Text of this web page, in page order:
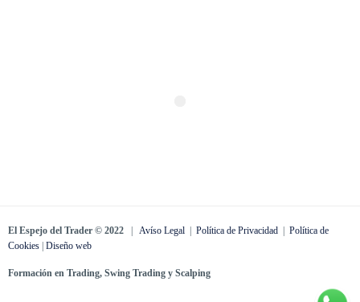
El Espejo del Trader © 2022 | Avíso Legal | Política de Privacidad | Política de
Cookies | Diseño web
Formación en Trading, Swing Trading y Scalping